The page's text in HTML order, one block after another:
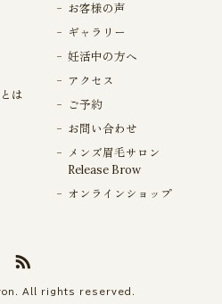
は
お客様の声
ギャラリー
妊活中の方へ
アクセス
ご予約
お問い合わせ
メンズ眉毛サロン
Release Brow
オンラインショップ
All rights reserved.